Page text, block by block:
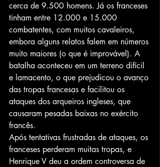
cerca de 9.500 homens. Já os franceses
tinham entre 12.000 e 15.000
combatentes, com muitos cavaleiros,
embora alguns relatos falem em números
muito maiores (o que é improvável). A
batalha aconteceu em um terreno difícil
e lamacento, o que prejudicou o avanço
das tropas francesas e facilitou os
ataques dos arqueiros ingleses, que
causaram pesadas baixas no exército
francês.
Após tentativas frustradas de ataques, os
franceses perderam muitas tropas, e
Henrique V deu a ordem controversa de